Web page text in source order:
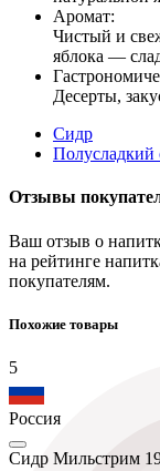
Аромат:
Чистый и
яблока —
Десерты,
Сидр
Полусладкий
Отзывы
Ваш отзыв о
на рейтинге
покупателям.
Похожие товары
5
Россия
Сидр Мильстрим